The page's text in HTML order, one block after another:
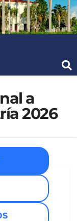
a
2026